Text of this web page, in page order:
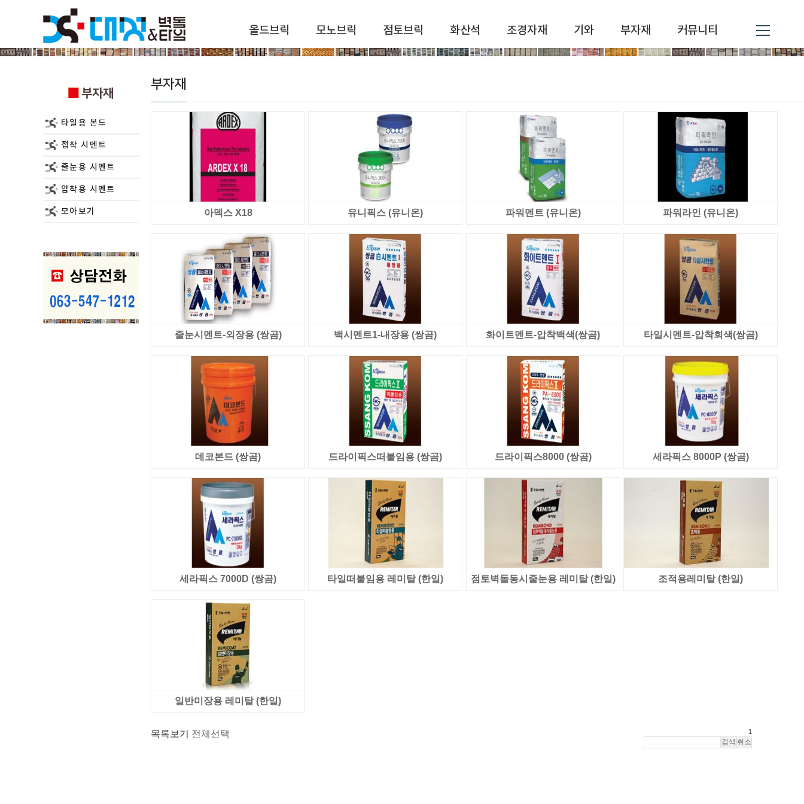
올드브릭 모노브릭 점토브릭 화산석 조경자재 기와 부자재 커뮤니티
부자재
타일용 본드
접착 시멘트
줄눈용 시멘트
압착용 시멘트
모아보기
부자재
아덱스 X18 유니픽스 (유니온) 파워멘트 (유니온) 파워라인 (유니온)
줄눈시멘트-외장용 (쌍곰) 백시멘트1-내장용 (쌍곰) 화이트멘트-압착백색(쌍곰) 타일시멘트-압착회색(쌍곰)
데코본드 (쌍곰) 드라이픽스떠붙임용 (쌍곰) 드라이픽스8000 (쌍곰) 세라픽스 8000P (쌍곰)
세라픽스 7000D (쌍곰) 타일떠붙임용 레미탈 (한일) 점토벽돌동시줄눈용 레미탈 (한일) 조적용레미탈 (한일)
일반미장용 레미탈 (한일)
목록보기 전체선택 1